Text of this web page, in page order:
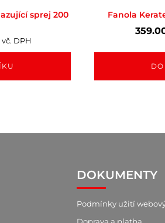
sprej 200
vč. DPH
Fanola
DOKUMENTY
Podmínky užití
Doprava a platba